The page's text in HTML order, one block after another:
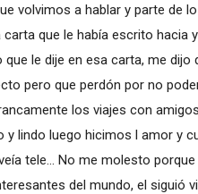
volvimos a hablar y parte de
que le había escrito hacia
le dije en esa carta, me
pero que perdón por no
los viajes con
y lindo luego hicimos l amor y
tele... No me molesto
del mundo, el siguió